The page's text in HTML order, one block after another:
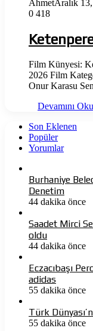
AhmetAralık
0 418
Film Künyesi:
2026 Film
Onur Karasu
Devamını
Son Eklenen
Popüler
Yorumlar
Burhaniye
Denetim
44 dakika önce
Saadet Mirci
oldu
44 dakika önce
Eczacıbaşı
adidas
55 dakika önce
Türk
55 dakika önce